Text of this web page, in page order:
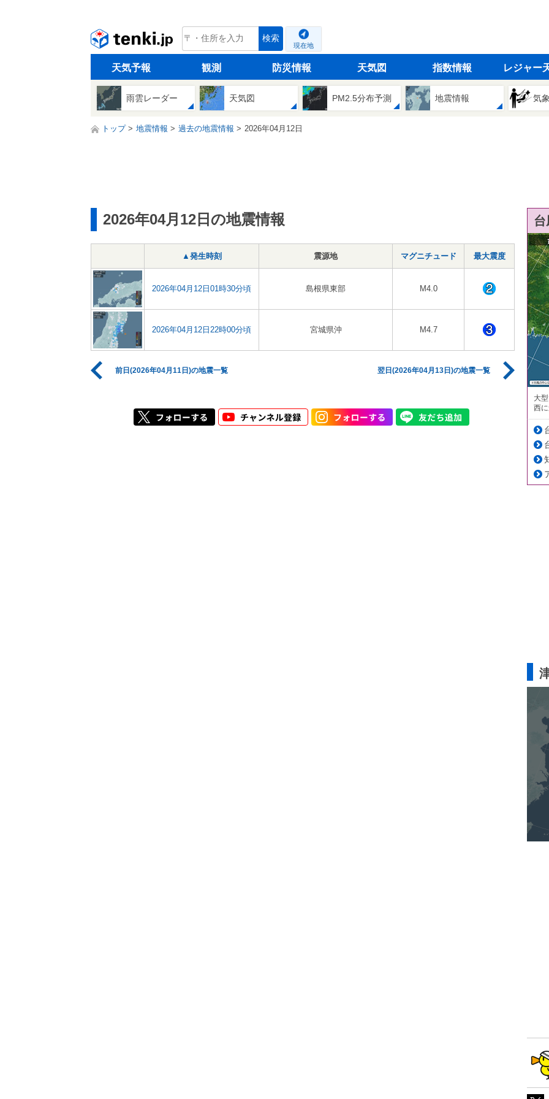
tenki.jp 検索
現在地
天気予報 観測 防災情報 天気図 指数情報 レジャー
雨雲レーダー 天気図 PM2.5分布予測 地震情報 気
トップ 地震情報 過去の地震情報 2026年04月12日
2026年04月12日の地震情報
▲発生時刻 震源地 マグニチュード 最大震度
2026年04月12日01時30分頃 島根県東部 M4.0
2026年04月12日22時00分頃 宮城県沖 M4.7
前日(2026年04月11日)の地震一覧 翌日(2026年04月13日)の地震一覧
大
西